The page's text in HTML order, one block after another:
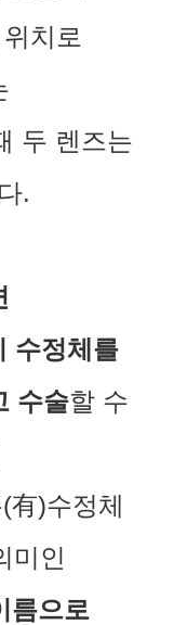
치로
두 렌즈는
.
수정체를
수술할 수
)수정체
미인
름으로